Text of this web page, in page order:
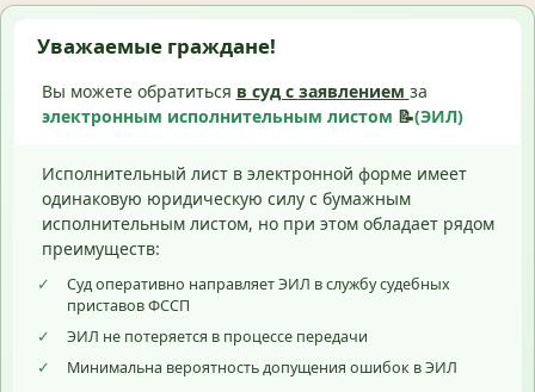
Уважаемые граждане!
Вы можете обратиться в суд с заявлением за
электронным исполнительным листом 📝(ЭИЛ)
Исполнительный лист в электронной форме имеет
одинаковую юридическую силу с бумажным
исполнительным листом, но при этом обладает рядом
преимуществ:
✓
Суд оперативно направляет ЭИЛ в службу судебных
приставов ФССП
✓
ЭИЛ не потеряется в процессе передачи
✓
Минимальна вероятность допущения ошибок в ЭИЛ